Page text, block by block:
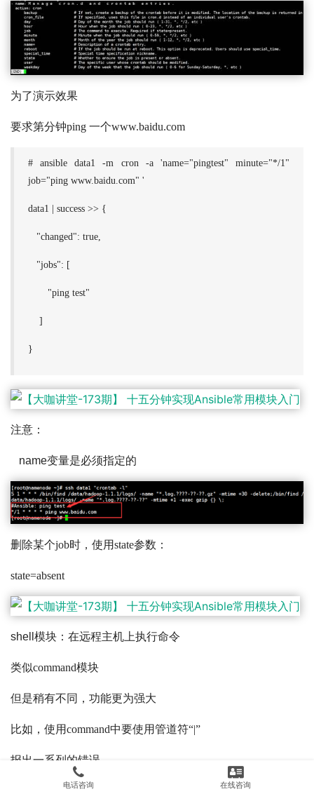
为了演示效果
要求第分钟ping 一个www.baidu.com
# ansible data1 -m cron -a 'name="pingtest" minute="*/1"
job="ping www.baidu.com" '
data1 | success >> {
"changed": true,
"jobs": [
"ping test"
]
}
注意：
name变量是必须指定的
删除某个job时，使用state参数：
state=absent
shell模块：在远程主机上执行命令
类似command模块
但是稍有不同，功能更为强大
比如，使用command中要使用管道符“|”
报出一系列的错误
电话咨询 在线咨询